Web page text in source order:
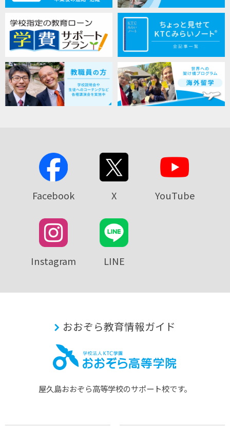
Facebook X YouTube
Instagram LINE
おおぞら教育情報ガイド
屋久島おおぞら⾼等学校のサポート校です。